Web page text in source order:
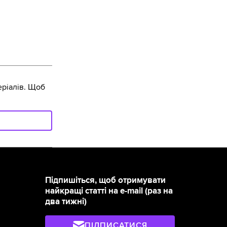
Щоб
Підпишіться, щоб отримувати
найкращі статті на e-mail (раз на
два тижні)